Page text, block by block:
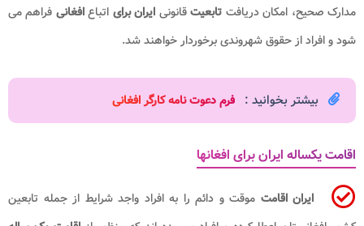
مدارک صحیح، امکان دریافت تابعیتقانونی ایران برای اتباعافغانی فراهم می
شود و افراد از حقوق شهروندی برخوردار خواهند شد.
بیشتر بخوانید : فرم دعوت نامه کارگر افغانی
اقامت یکساله ایران برای افغانها
ایران اقامت موقت و دائم را به افراد واجد شرایط از جمله تابعین